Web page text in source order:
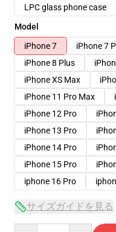
LPC glass phone case
Model
iPhone 7
iPhone 7
iPhone 8 Plus
iPhone XS Max
iPhone 11 Pro Max
iPhone 12 Pro
iPhone 13 Pro
iPhone 14 Pro
iPhone 15 Pro
iphone 16 Pro
サイズガイドを見る